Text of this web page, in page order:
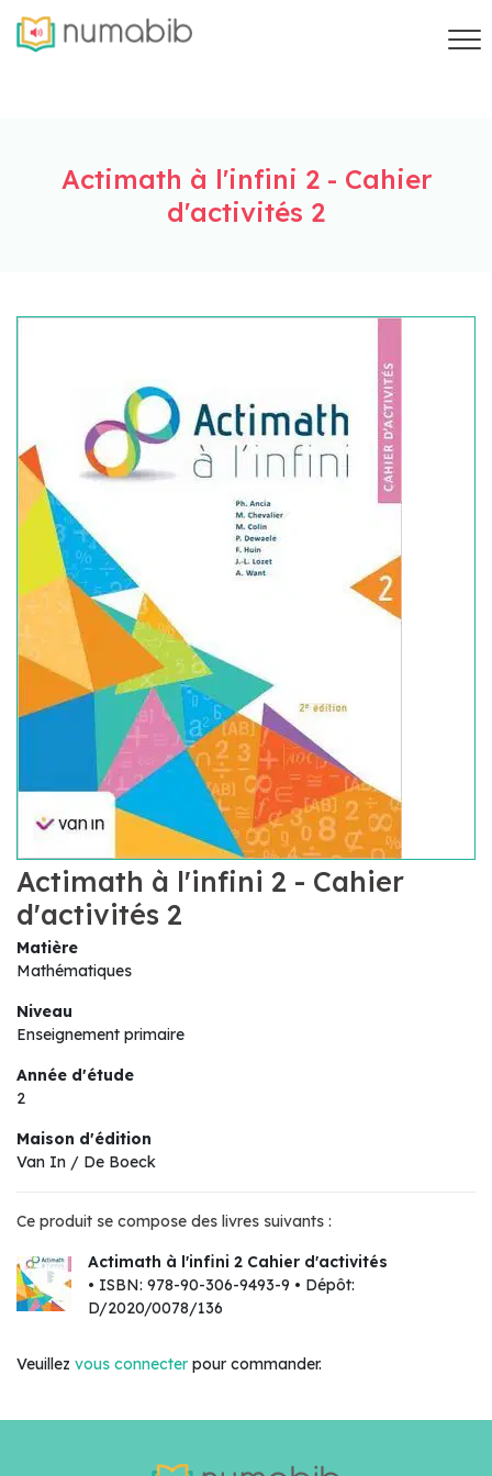
Actimath à l'infini 2 - Cahier
d'activités 2
Actimath à l'infini 2 - Cahier
d'activités 2
Matière
Mathématiques
Niveau
Enseignement primaire
Année d'étude
2
Maison d'édition
Van In / De Boeck
Ce produit se compose des livres suivants :
Actimath à l'infini 2 Cahier d'activités
• ISBN: 978-90-306-9493-9 • Dépôt:
D/2020/0078/136
Veuillez vous connecter pour commander.